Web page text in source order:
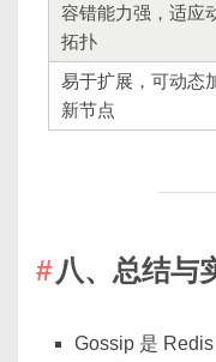
容错能力强，适应
拓扑
易于扩展，可动态
新节点
八、总结与
Gossip 是